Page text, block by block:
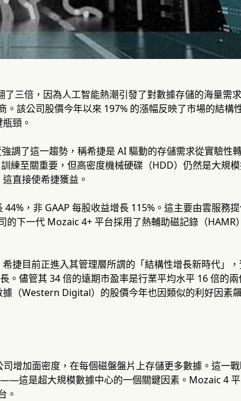
三倍，因為人工智能熱潮引發了對數據存儲的海量需求
該公司股價今年以來 197% 的漲幅反映了市場的結構
頸。
調了這一趨勢，稱希捷是 AI 驅動的存儲需求從實驗性
練至關重要，但高密度機械硬碟（HDD）仍然是大規
直接使希捷獲益。
，非 GAAP 每股收益增長 115%。這主要由雲服務
下一代 Mozaic 4+ 平台採用了熱輔助磁記錄（HAMR
捷目前正進入其管理層所謂的「結構性增長新時代」
。儘管其 34 倍的遠期市盈率是行業平均水平 16 倍的兩
（Western Digital）的股價今年也因類似的利好因素
增加面密度，在每個磁盤盤片上存儲更多數據。這一
這是超大規模數據中心的一個關鍵因素。Mozaic 4
。